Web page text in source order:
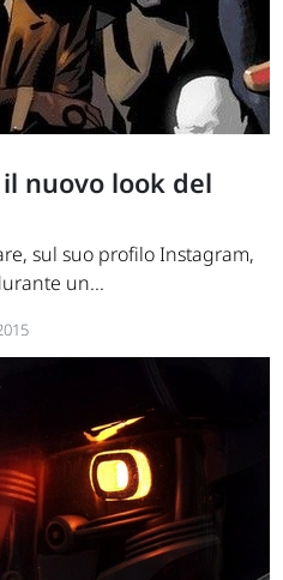
nuovo look del
sul suo profilo Instagram,
un...